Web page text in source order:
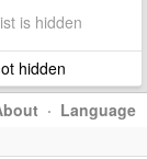
is hidden
hidden
· Language